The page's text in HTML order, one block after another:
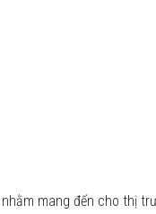
mang đến cho thị